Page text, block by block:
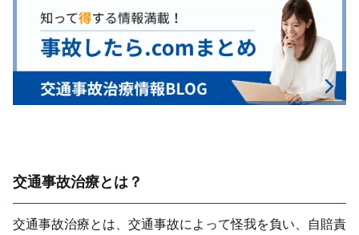
交通事故治療とは？
交通事故治療とは、交通事故によって怪我を負い、⾃賠責